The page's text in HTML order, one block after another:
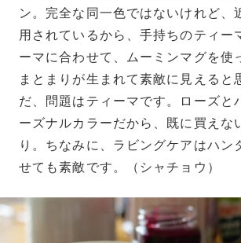
ン。完全な同一色ではないけれど、
用されているから、手持ちのティー
ーマに合わせて、ムーミンマグを使
まとまりが生まれて素敵に見えると
だ、問題はティーマです。ローズと
ーズナルカラーだから、既に買えな
り。ちなみに、ラビングケアはハン
せても素敵です。（シャチョウ）